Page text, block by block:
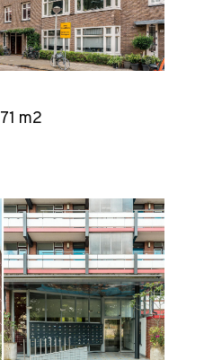
71 m2